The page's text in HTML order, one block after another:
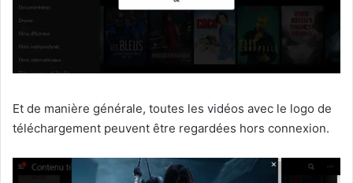
Et de manière générale, toutes les vidéos avec le logo de
téléchargement peuvent être regardées hors connexion.